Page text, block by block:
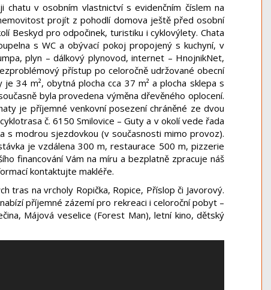
v osobním vlastnictví s evidenčním číslem na
projít z pohodlí domova ještě před osobní
Beskyd pro odpočinek, turistiku i cyklovýlety. Chata
s WC a obývací pokoj propojený s kuchyní, v
plyn – dálkový plynovod, internet – HnojnikNet,
přístup po celoročně udržované obecní
34 m², obytná plocha cca 37 m² a plocha sklepa s
byla provedena výměna dřevěného oplocení.
je příjemné venkovní posezení chráněné ze dvou
č. 6150 Smilovice – Guty a v okolí vede řada
s modrou sjezdovkou (v současnosti mimo provoz).
je vzdálena 300 m, restaurace 500 m, pizzerie
financování Vám na míru a bezplatně zpracuje náš
kontaktujte makléře.
tras na vrcholy Ropička, Ropice, Příslop či Javorový.
příjemné zázemí pro rekreaci i celoroční pobyt –
Májová veselice (Forest Man), letní kino, dětský